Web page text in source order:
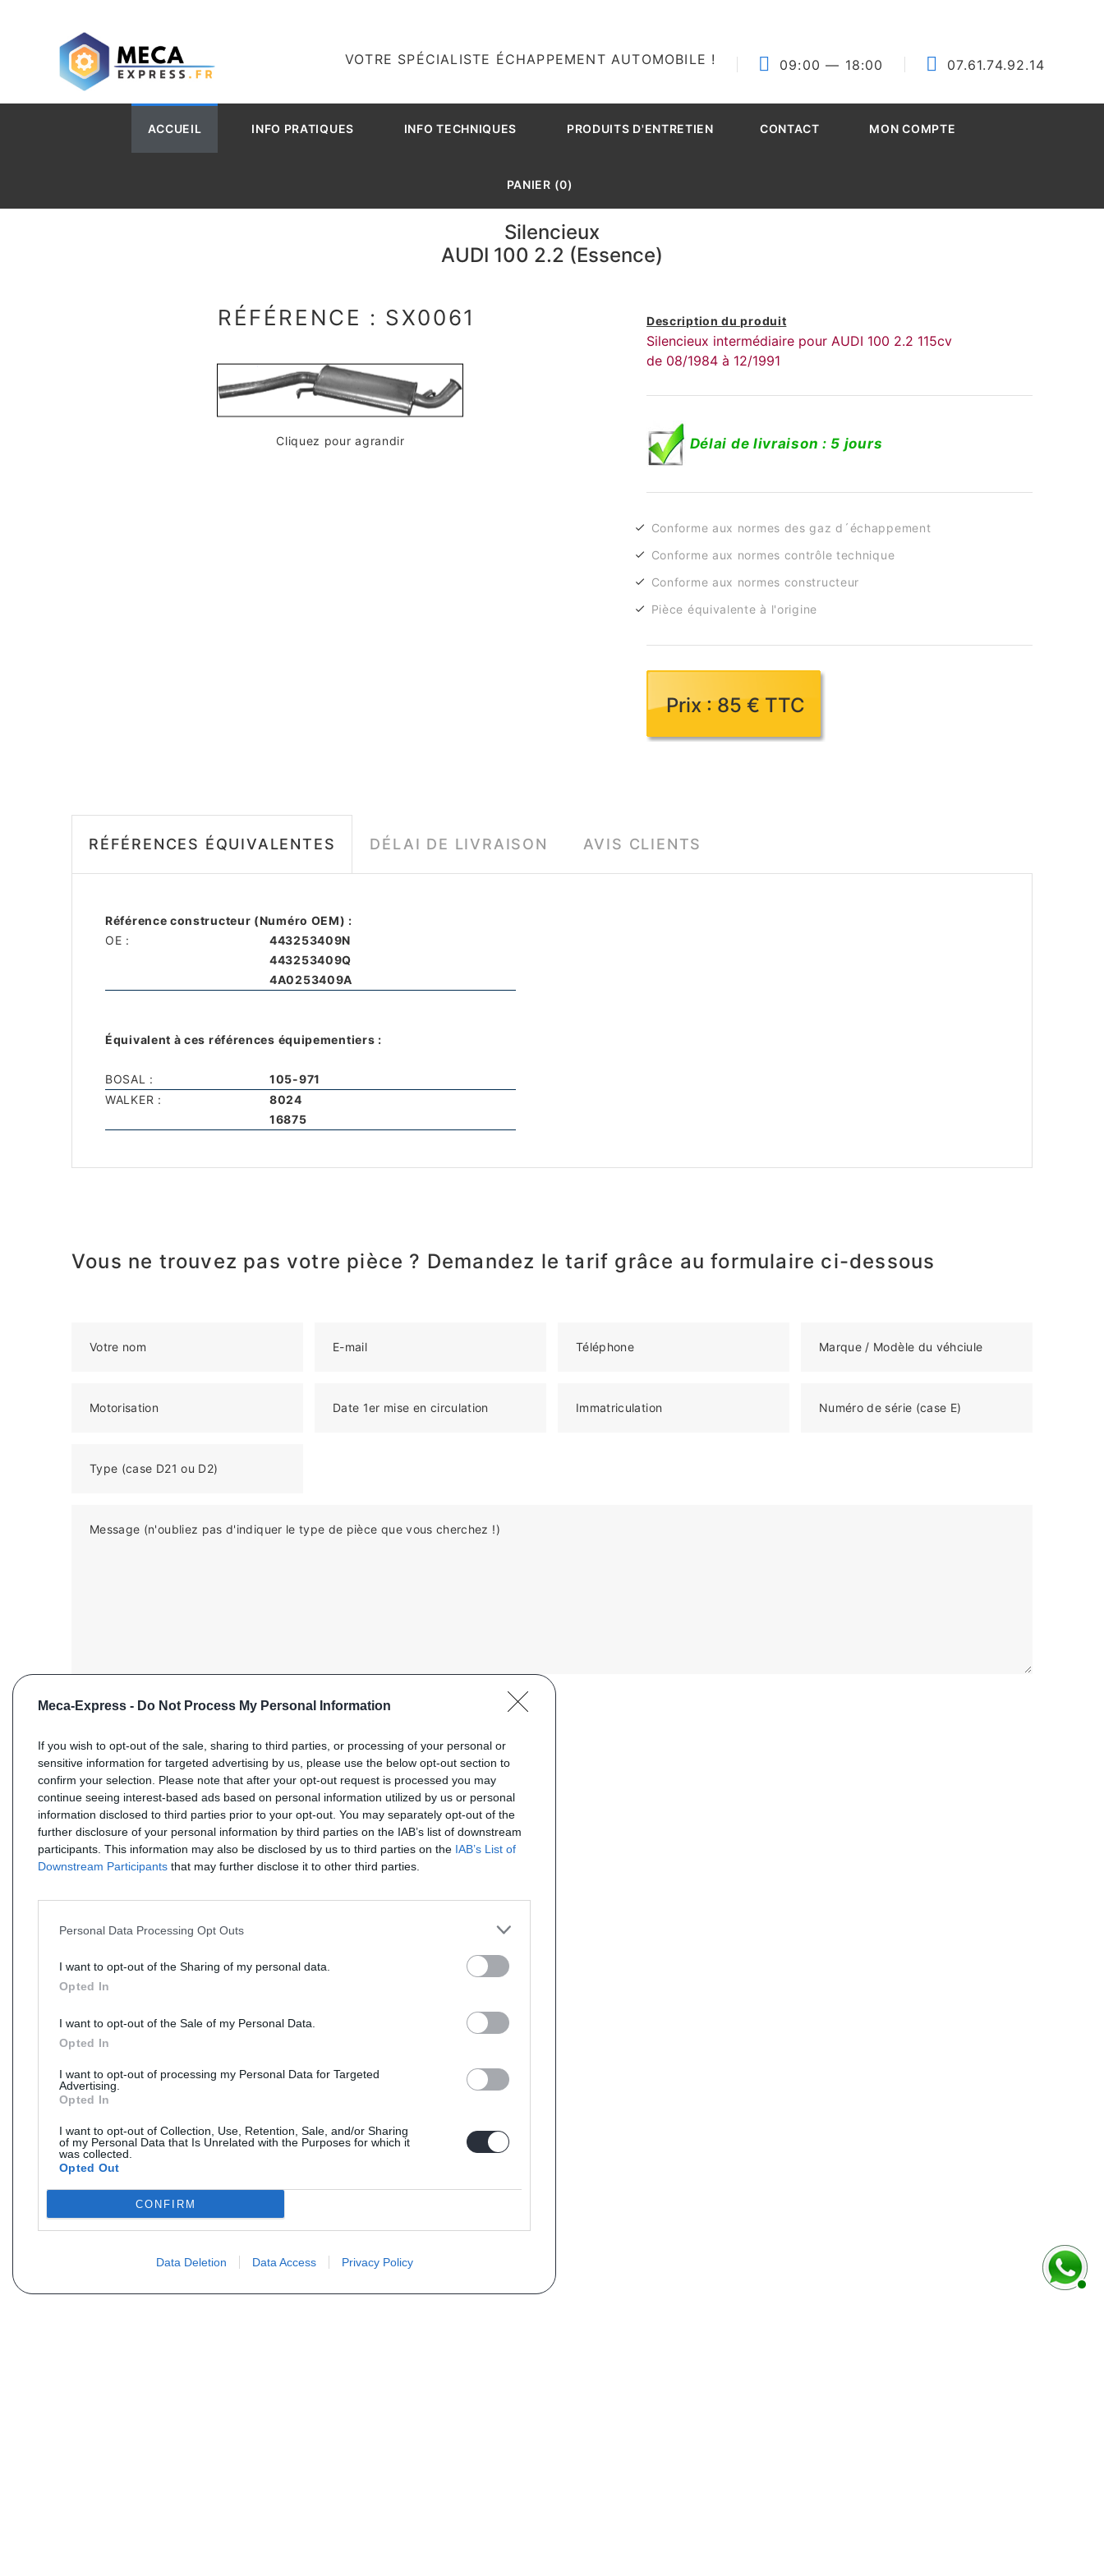
Meca-Express - Do Not Process My Personal Information
If you wish to opt-out of the sale, sharing to third parties, or processing of your personal or
sensitive information for targeted advertising by us, please use the below opt-out section to
confirm your selection. Please note that after your opt-out request is processed you may
continue seeing interest-based ads based on personal information utilized by us or personal
information disclosed to third parties prior to your opt-out. You may separately opt-out of the
further disclosure of your personal information by third parties on the IAB’s list of downstream
participants. This information may also be disclosed by us to third parties on the IAB’s List of
Downstream Participants that may further disclose it to other third parties.
Personal Data Processing Opt Outs
I want to opt-out of the Sharing of my personal data.
Opted In
I want to opt-out of the Sale of my Personal Data.
Opted In
I want to opt-out of processing my Personal Data for Targeted
Advertising.
Opted In
I want to opt-out of Collection, Use, Retention, Sale, and/or Sharing
of my Personal Data that Is Unrelated with the Purposes for which it
was collected.
Opted Out
CONFIRM
Data Deletion Data Access Privacy Policy
VOTRE SPÉCIALISTE ÉCHAPPEMENT AUTOMOBILE ! 09:00 — 18:00 07.61.74.92.14
ACCUEIL INFO PRATIQUES INFO TECHNIQUES PRODUITS D'ENTRETIEN CONTACT MON COMPTE
PANIER (0)
Silencieux
AUDI 100 2.2 (Essence)
RÉFÉRENCE : SX0061
Cliquez pour agrandir
Description du produit
Silencieux intermédiaire pour AUDI 100 2.2 115cv
de 08/1984 à 12/1991
Délai de livraison : 5 jours
Conforme aux normes des gaz d´échappement
Conforme aux normes contrôle technique
Conforme aux normes constructeur
Pièce équivalente à l'origine
Prix : 85 € TTC
RÉFÉRENCES ÉQUIVALENTES DÉLAI DE LIVRAISON AVIS CLIENTS
Référence constructeur (Numéro OEM) :
OE :
443253409N
443253409Q
4A0253409A
Équivalent à ces références équipementiers :
BOSAL :
105-971
WALKER :
8024
16875
Vous ne trouvez pas votre pièce ? Demandez le tarif grâce au formulaire ci-dessous
Votre nom E-mail Téléphone Marque / Modèle du véhciule
Motorisation Date 1er mise en circulation Immatriculation Numéro de série (case E)
Type (case D21 ou D2)
Message (n'oubliez pas d'indiquer le type de pièce que vous cherchez !)
ENVOYER VOTRE DEMANDE